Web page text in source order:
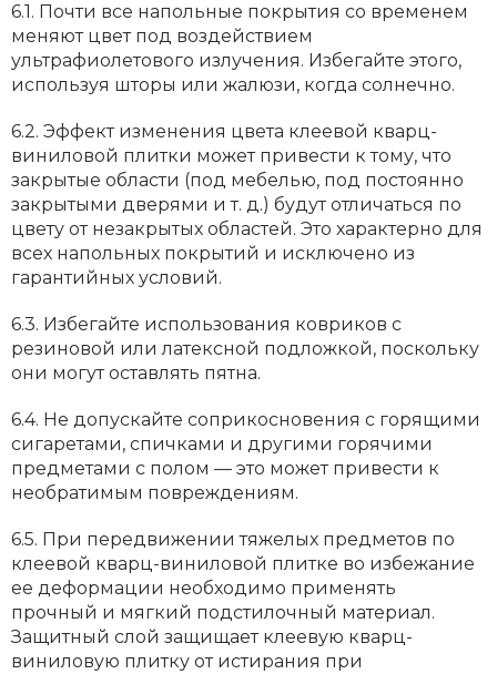
6.1. Почти все напольные покрытия со временем
меняют цвет под воздействием
ультрафиолетового излучения. Избегайте этого,
используя шторы или жалюзи, когда солнечно.
6.2. Эффект изменения цвета клеевой кварц-
виниловой плитки может привести к тому, что
закрытые области (под мебелью, под постоянно
закрытыми дверями и т. д.) будут отличаться по
цвету от незакрытых областей. Это характерно для
всех напольных покрытий и исключено из
гарантийных условий.
6.3. Избегайте использования ковриков с
резиновой или латексной подложкой, поскольку
они могут оставлять пятна.
6.4. Не допускайте соприкосновения с горящими
сигаретами, спичками и другими горячими
предметами с полом — это может привести к
необратимым повреждениям.
6.5. При передвижении тяжелых предметов по
клеевой кварц-виниловой плитке во избежание
ее деформации необходимо применять
прочный и мягкий подстилочный материал.
Защитный слой защищает клеевую кварц-
виниловую плитку от истирания при